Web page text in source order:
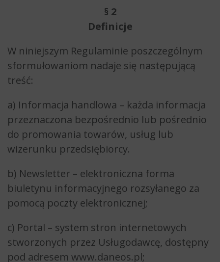
§ 2
Definicje
W niniejszym Regulaminie poszczególnym
sformułowaniom nadaje się następującą
treść:
a) Informacja handlowa – każda informacja
przeznaczona bezpośrednio lub pośrednio
do promowania towarów, usług lub
wizerunku przedsiębiorcy.
b) Newsletter – elektroniczna forma
biuletynu informacyjnego rozsyłanego za
pomocą poczty elektronicznej;
c) Portal – system stron internetowych
stworzonych przez Usługodawcę, dostępny
pod adresem www.daneos.pl;